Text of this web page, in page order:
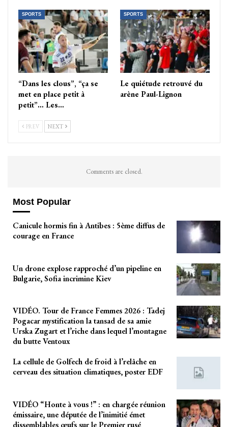
SPORTS
“Dans les clous”, “ça se
met en place petit à
petit”… Les…
SPORTS
Le quiétude retrouvé du
arène Paul-Lignon
PREV NEXT
Comments are closed.
Most Popular
Canicule hormis fin à Antibes : 5ème diffus de
courage en France
Un drone explose rapproché d’un pipeline en
Bulgarie, Sofia incrimine Kiev
VIDÉO. Tour de France Femmes 2026 : Tadej
Pogacar mystification la tansad de sa amie
Urska Zugart et l’riche dans lequel l’montagne
du butte Ventoux
La cellule de Golfech de froid à l’relâche en
cerveau des situation climatiques, poster EDF
VIDÉO “Honte à vous !” : en chargée réunion
émissaire, une députée de l’inimitié émet
dissemblables œufs sur le Premier rusé